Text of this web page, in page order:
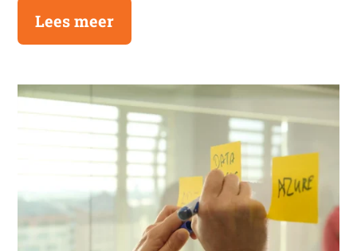
Lees meer